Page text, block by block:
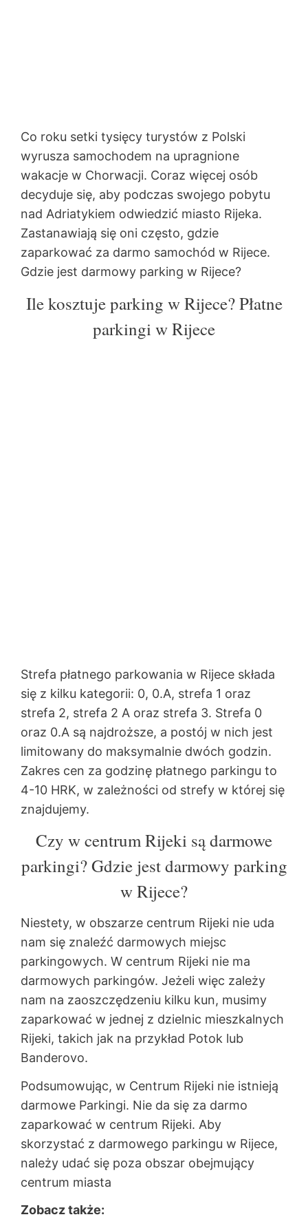
Co roku setki tysięcy turystów z Polski
wyrusza samochodem na upragnione
wakacje w Chorwacji. Coraz więcej osób
decyduje się, aby podczas swojego pobytu
nad Adriatykiem odwiedzić miasto Rijeka.
Zastanawiają się oni często, gdzie
zaparkować za darmo samochód w Rijece.
Gdzie jest darmowy parking w Rijece?
Ile kosztuje parking w Rijece? Płatne
parkingi w Rijece
Strefa płatnego parkowania w Rijece składa
się z kilku kategorii: 0, 0.A, strefa 1 oraz
strefa 2, strefa 2 A oraz strefa 3. Strefa 0
oraz 0.A są najdroższe, a postój w nich jest
limitowany do maksymalnie dwóch godzin.
Zakres cen za godzinę płatnego parkingu to
4-10 HRK, w zależności od strefy w której się
znajdujemy.
Czy w centrum Rijeki są darmowe
parkingi? Gdzie jest darmowy parking
w Rijece?
Niestety, w obszarze centrum Rijeki nie uda
nam się znaleźć darmowych miejsc
parkingowych. W centrum Rijeki nie ma
darmowych parkingów. Jeżeli więc zależy
nam na zaoszczędzeniu kilku kun, musimy
zaparkować w jednej z dzielnic mieszkalnych
Rijeki, takich jak na przykład Potok lub
Banderovo.
Podsumowując, w Centrum Rijeki nie istnieją
darmowe Parkingi. Nie da się za darmo
zaparkować w centrum Rijeki. Aby
skorzystać z darmowego parkingu w Rijece,
należy udać się poza obszar obejmujący
centrum miasta
Zobacz także: